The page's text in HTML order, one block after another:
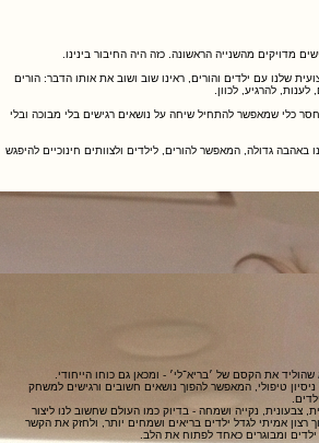
מדויקים מהשנייה הראשונה. כזה היה החיבור בינינו.
שלנו עם ילדים והורים, ראינו שוב ושוב את אותו הדבר: הורים
להרגיע, לכוון.
כלי שמאפשר להתחיל שיחה על נושאים רגישים בלי מבוכה ובלי
באהבה גדולה, המאפשר להורים, לילדים ולצוותים חינוכיים להיפגש
שהוליד את הקסם של ׳בריא־לי׳ - ומכאן גם כוחו הייחודי.
ניסיון טיפולי, המאפשר להפוך נושאים חשובים ורגישים למשחק
צבעונית, נקייה ושמחה - בדיוק כמו העולם שחשוב לנו ליצור
רצון אמיתי לגדל ילדים בריאים ושמחים יותר, ולחזק את הקשר
ומבוגרים כאחד לפתוח את הלב.